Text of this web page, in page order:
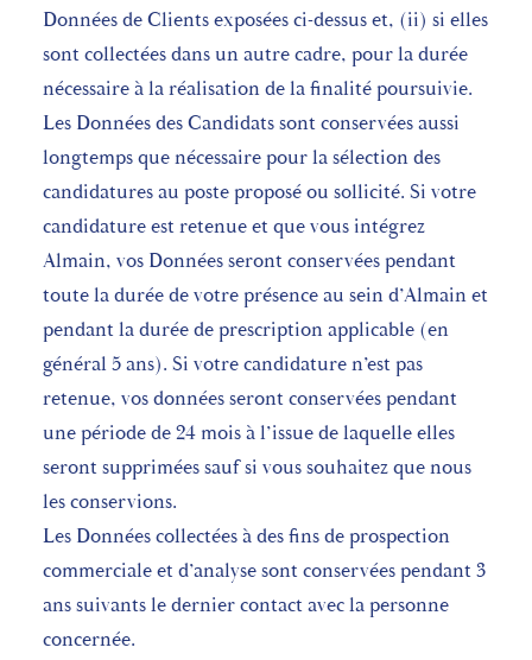
Données de Clients exposées ci-dessus et, (ii) si elles
sont collectées dans un autre cadre, pour la durée
nécessaire à la réalisation de la finalité poursuivie.
Les Données des Candidats sont conservées aussi
longtemps que nécessaire pour la sélection des
candidatures au poste proposé ou sollicité. Si votre
candidature est retenue et que vous intégrez
Almain, vos Données seront conservées pendant
toute la durée de votre présence au sein d’Almain et
pendant la durée de prescription applicable (en
général 5 ans). Si votre candidature n’est pas
retenue, vos données seront conservées pendant
une période de 24 mois à l’issue de laquelle elles
seront supprimées sauf si vous souhaitez que nous
les conservions.
Les Données collectées à des fins de prospection
commerciale et d’analyse sont conservées pendant 3
ans suivants le dernier contact avec la personne
concernée.